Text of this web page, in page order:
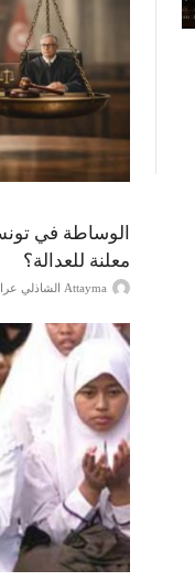
الوساطة في
معلنة للعدالة؟
Attayma الشاذلي عرايبية